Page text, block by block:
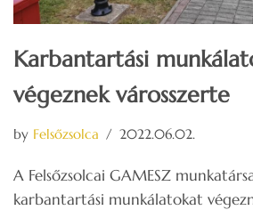
Karbantartási
végeznek városszerte
by Felsőzsolca 2022.06.02.
A Felsőzsolcai GAMESZ
karbantartási munkálatokat